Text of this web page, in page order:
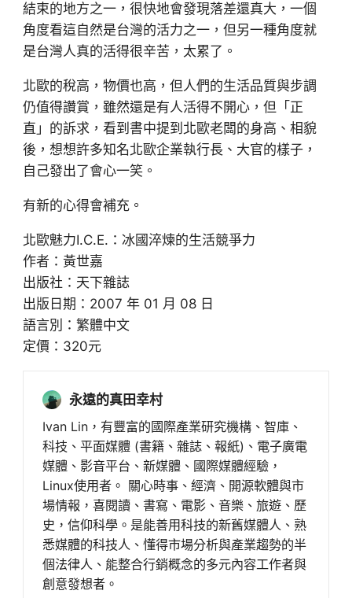
結束的地方之一，很快地會發現落差還真大，一個
角度看這自然是台灣的活力之一，但另一種角度就
是台灣人真的活得很辛苦，太累了。
北歐的稅高，物價也高，但人們的生活品質與步調
仍值得讚賞，雖然還是有人活得不開心，但「正
直」的訴求，看到書中提到北歐老闆的身高、相貌
後，想想許多知名北歐企業執行長、大官的樣子，
自己發出了會心一笑。
有新的心得會補充。
北歐魅力I.C.E.：冰國淬煉的生活競爭力
作者：黃世嘉
出版社：天下雜誌
出版日期：2007 年 01 月 08 日
語言別：繁體中文
定價：320元
永遠的真田幸村
Ivan Lin，有豐富的國際產業研究機構、智庫、
科技、平面媒體 (書籍、雜誌、報紙)、電子廣電
媒體、影音平台、新媒體、國際媒體經驗，
Linux使用者。 關心時事、經濟、開源軟體與市
場情報，喜閱讀、書寫、電影、音樂、旅遊、歷
史，信仰科學。是能善用科技的新舊媒體人、熟
悉媒體的科技人、懂得市場分析與產業趨勢的半
個法律人、能整合行銷概念的多元內容工作者與
創意發想者。